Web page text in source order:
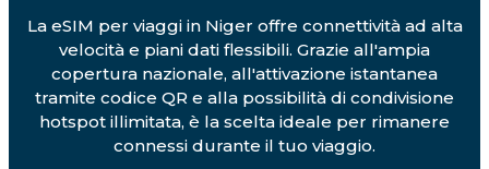
La eSIM per viaggi in Niger offre connettività ad alta
velocità e piani dati flessibili. Grazie all'ampia
copertura nazionale, all'attivazione istantanea
tramite codice QR e alla possibilità di condivisione
hotspot illimitata, è la scelta ideale per rimanere
connessi durante il tuo viaggio.